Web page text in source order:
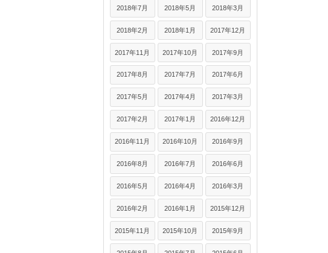
2018年7月 2018年5月 2018年3月
2018年2月 2018年1月 2017年12月
2017年11月 2017年10月 2017年9月
2017年8月 2017年7月 2017年6月
2017年5月 2017年4月 2017年3月
2017年2月 2017年1月 2016年12月
2016年11月 2016年10月 2016年9月
2016年8月 2016年7月 2016年6月
2016年5月 2016年4月 2016年3月
2016年2月 2016年1月 2015年12月
2015年11月 2015年10月 2015年9月